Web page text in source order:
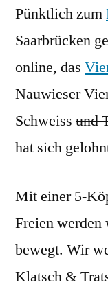
Pünktlich zum
Saarbrücken
online, das
Nauwieser
Schweiss und
hat sich
Mit einer 5-
Freien
bewegt. Wir
Klatsch &